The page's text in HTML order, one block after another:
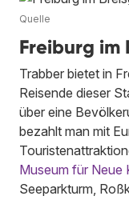
Quelle
Freiburg im
Trabber bietet in
Reisende dieser
über eine
bezahlt man mit
Museum für Neue
Seeparkturm,